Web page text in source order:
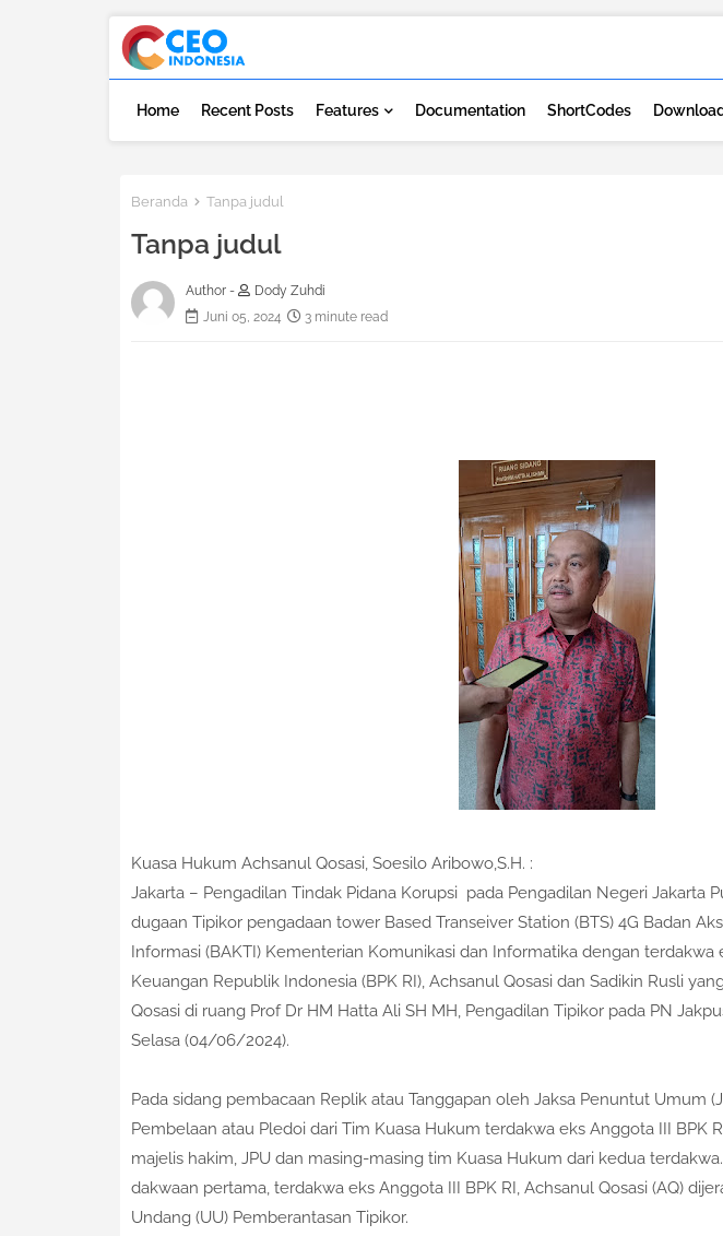
Home Recent Posts Features Documentation ShortCodes
Beranda Tanpa judul
Tanpa judul
Author -
Dody Zuhdi
Juni 05, 2024
3 minute read
Kuasa Hukum Achsanul Qosasi, Soesilo Aribowo,S.H. :
Jakarta – Pengadilan Tindak Pidana Korupsi pada Pengadilan Negeri
dugaan Tipikor pengadaan tower Based Transeiver Station (BTS) 4G Badan
Informasi (BAKTI) Kementerian Komunikasi dan Informatika dengan terdakwa
Keuangan Republik Indonesia (BPK RI), Achsanul Qosasi dan Sadikin Rusli
Qosasi di ruang Prof Dr HM Hatta Ali SH MH, Pengadilan Tipikor pada PN
Selasa (04/06/2024).
Pada sidang pembacaan Replik atau Tanggapan oleh Jaksa Penuntut Umum
Pembelaan atau Pledoi dari Tim Kuasa Hukum terdakwa eks Anggota III BPK
majelis hakim, JPU dan masing-masing tim Kuasa Hukum dari kedua
dakwaan pertama, terdakwa eks Anggota III BPK RI, Achsanul Qosasi (AQ)
Undang (UU) Pemberantasan Tipikor.